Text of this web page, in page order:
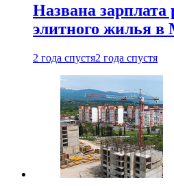
Названа зарплата
элитного жилья в
2 года спустя2 года спустя